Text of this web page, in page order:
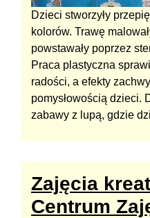
Dzieci stworzyły
kolorów. Trawę
powstawały poprzez
Praca plastyczna
radości, a efekty
pomysłowością dzieci.
zabawy z lupą, gdzie
Zajęcia
Centrum